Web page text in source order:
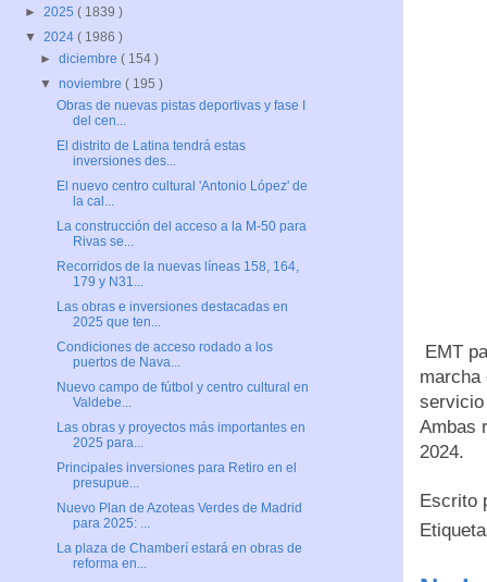
EMT
marcha
servicio
Ambas
2024.
Escrito
► 2025 ( 1839 )
▼ 2024 ( 1986 )
►diciembre( 154 )
▼noviembre( 195 )
Obras de nuevas pistas deportivas y fase I
del cen...
El distrito de Latina tendrá estas
inversiones des...
El nuevo centro cultural 'Antonio López' de
la cal...
La construcción del acceso a la M-50 para
Rivas se...
Recorridos de la nuevas líneas 158, 164,
179 y N31...
Las obras e inversiones destacadas en
2025 que ten...
Condiciones de acceso rodado a los
puertos de Nava...
Nuevo campo de fútbol y centro cultural en
Valdebe...
Las obras y proyectos más importantes en
2025 para...
Principales inversiones para Retiro en el
presupue...
Nuevo Plan de Azoteas Verdes de Madrid
para 2025: ...
La plaza de Chamberí estará en obras de
reforma en...